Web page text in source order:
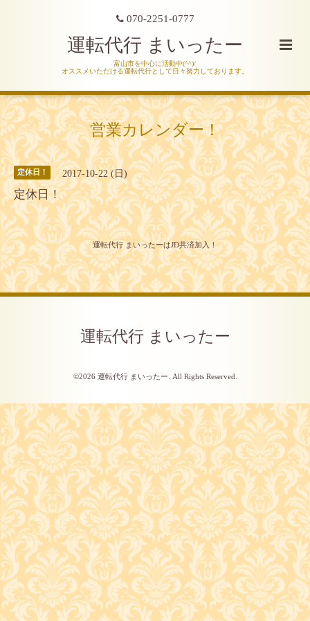
070-2251-0777
運転代行 まいったー
富山市を中心に活動中(^^)/
オススメいただける運転代行として日々努力しております。
営業カレンダー！
定休日！ 2017-10-22 (日)
定休日！
運転代行 まいったーはJD共済加入！
運転代行 まいったー
©2026 運転代行 まいったー . All Rights Reserved.